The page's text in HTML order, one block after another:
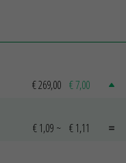
€ 269,00 € 7,00
€ 1,09 ~ € 1,11